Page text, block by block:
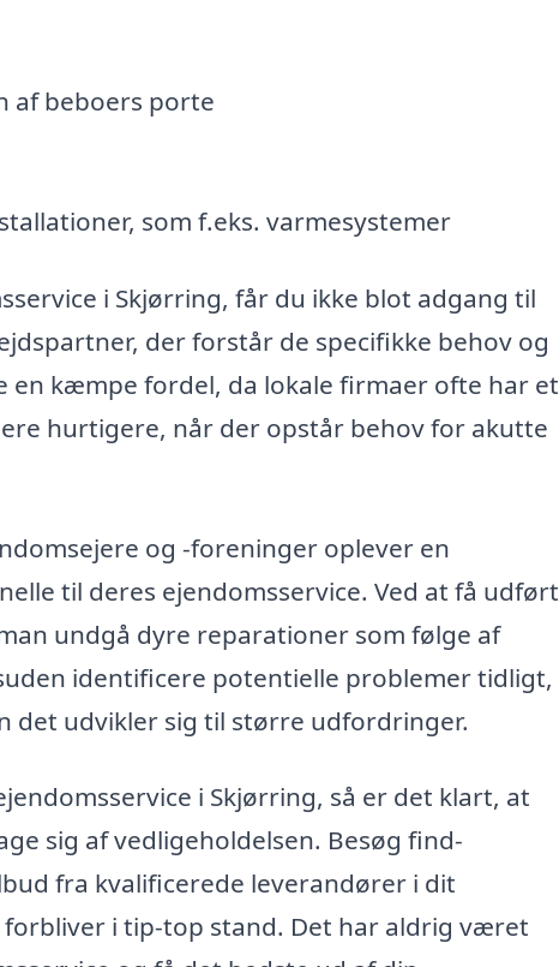
af beboers porte
som f.eks. varmesystemer
i Skjørring, får du ikke blot adgang til
der forstår de specifikke behov og
kæmpe fordel, da lokale firmaer ofte har et
hurtigere, når der opstår behov for akutte
og -foreninger oplever en
til deres ejendomsservice. Ved at få udført
undgå dyre reparationer som følge af
identificere potentielle problemer tidligt,
det udvikler sig til større udfordringer.
i Skjørring, så er det klart, at
sig af vedligeholdelsen. Besøg find-
fra kvalificerede leverandører i dit
i tip-top stand. Det har aldrig været